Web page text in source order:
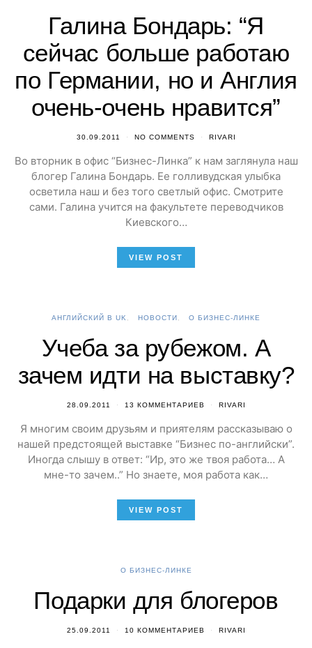
Галина Бондарь: “Я
сейчас больше работаю
по Германии, но и Англия
очень-очень нравится”
30.09.2011 NO COMMENTS RIVARI
Во вторник в офис “Бизнес-Линка” к нам заглянула наш
блогер Галина Бондарь. Ее голливудская улыбка
осветила наш и без того светлый офис. Смотрите
сами. Галина учится на факультете переводчиков
Киевского…
VIEW POST
АНГЛИЙСКИЙ В UK НОВОСТИ О БИЗНЕС-ЛИНКЕ
Учеба за рубежом. А
зачем идти на выставку?
28.09.2011 13 КОММЕНТАРИЕВ RIVARI
Я многим своим друзьям и приятелям рассказываю о
нашей предстоящей выставке “Бизнес по-английски”.
Иногда слышу в ответ: “Ир, это же твоя работа… А
мне-то зачем..” Но знаете, моя работа как…
VIEW POST
О БИЗНЕС-ЛИНКЕ
Подарки для блогеров
25.09.2011 10 КОММЕНТАРИЕВ RIVARI